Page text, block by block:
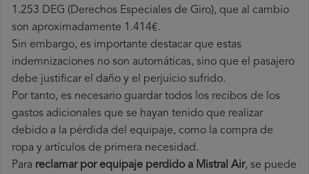
1.253 DEG (Derechos Especiales de Giro), que al cambio
son aproximadamente 1.414€.
Sin embargo, es importante destacar que estas
indemnizaciones no son automáticas, sino que el pasajero
debe justificar el daño y el perjuicio sufrido.
Por tanto, es necesario guardar todos los recibos de los
gastos adicionales que se hayan tenido que realizar
debido a la pérdida del equipaje, como la compra de
ropa y artículos de primera necesidad.
Para reclamar por equipaje perdido a Mistral Air, se puede